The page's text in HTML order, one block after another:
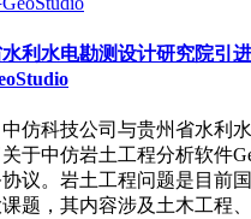
利水电勘测设计研究院引
仿科技公司与贵州省水利
于中仿岩土工程分析软件
议。岩土工程问题是目前
题，其内容涉及土木工程